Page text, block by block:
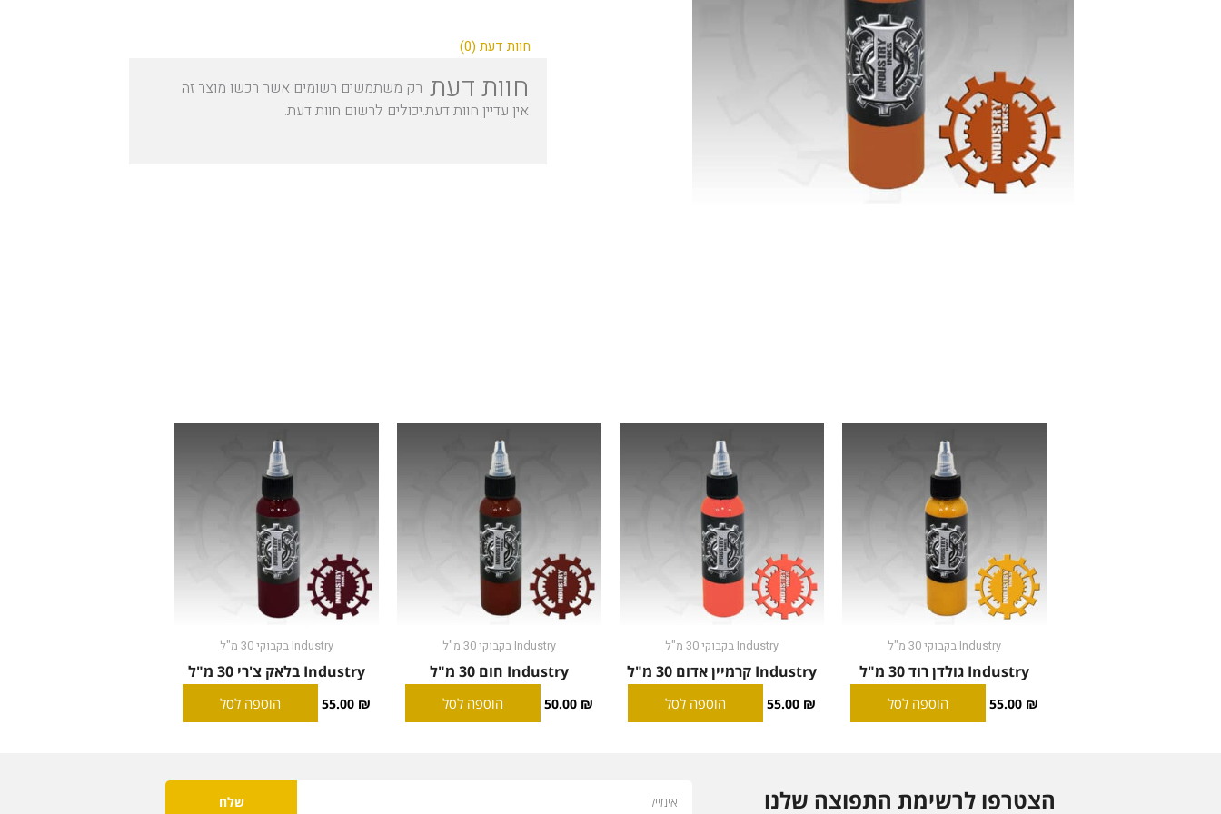
חוות דעת (0)
חוות דעת
אין עדיין חוות דעת.
רק משתמשים רשומים אשר רכשו מוצר זה
יכולים לרשום חוות דעת.
Industry בקבוקי 30 מ"ל
Industry גולדן רוד 30 מ"ל
55.00 ₪ הוספה לסל
Industry בקבוקי 30 מ"ל
Industry קרמיין אדום 30 מ"ל
55.00 ₪ הוספה לסל
Industry בקבוקי 30 מ"ל
Industry חום 30 מ"ל
50.00 ₪ הוספה לסל
Industry בקבוקי 30 מ"ל
Industry בלאק צ'רי 30 מ"ל
55.00 ₪ הוספה לסל
הצטרפו לרשימת התפוצה שלנו שלח